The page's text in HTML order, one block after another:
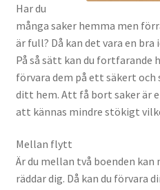
Har du
många saker hemma men
är full? Då kan det vara en
På så sätt kan du fortfarande
förvara dem på ett säkert
ditt hem. Att få bort saker är
att kännas mindre stökigt
Mellan flytt
Är du mellan två boenden
räddar dig. Då kan du förvara